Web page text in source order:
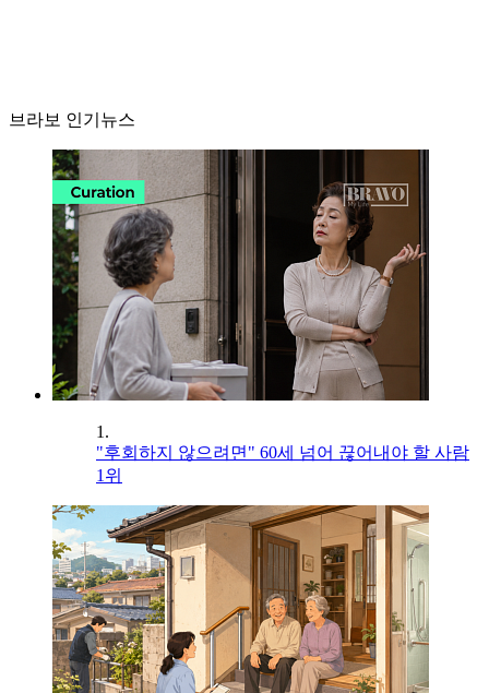
브라보 인기뉴스
1.
"후회하지 않으려면" 60세 넘어 끊어내야 할 사람
1위